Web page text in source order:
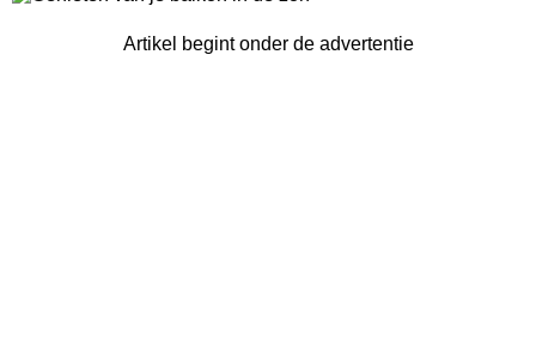
Artikel begint onder de advertentie